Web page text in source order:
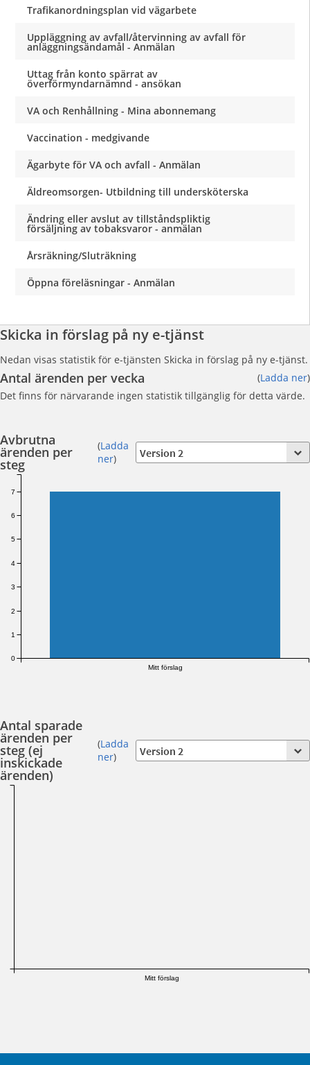
Trafikanordningsplan vid vägarbete
Uppläggning av avfall/återvinning av avfall för
anläggningsändamål - Anmälan
Uttag från konto spärrat av
överförmyndarnämnd - ansökan
VA och Renhållning - Mina abonnemang
Vaccination - medgivande
Ägarbyte för VA och avfall - Anmälan
Äldreomsorgen- Utbildning till undersköterska
Ändring eller avslut av tillståndspliktig
försäljning av tobaksvaror - anmälan
Årsräkning/Sluträkning
Öppna föreläsningar - Anmälan
Skicka in förslag på ny e-tjänst
Nedan visas statistik för e-tjänsten Skicka in förslag på ny e-tjänst.
Antal ärenden per vecka (Ladda ner)
Det finns för närvarande ingen statistik tillgänglig för detta värde.
Avbrutna
ärenden per
steg
(Ladda
ner)
Mitt förslag
0
1
2
3
4
5
6
7
Antal sparade
ärenden per
steg (ej
inskickade
ärenden)
(Ladda
ner)
Mitt förslag